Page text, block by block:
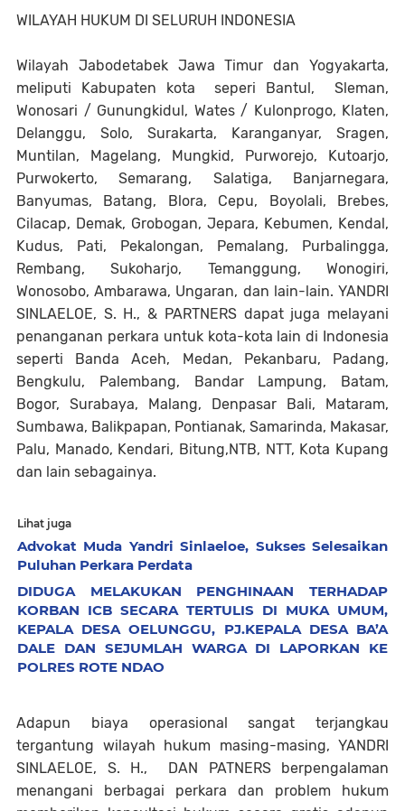
WILAYAH HUKUM DI SELURUH INDONESIA
Wilayah Jabodetabek Jawa Timur dan Yogyakarta,
meliputi Kabupaten kota seperi Bantul, Sleman,
Wonosari / Gunungkidul, Wates / Kulonprogo, Klaten,
Delanggu, Solo, Surakarta, Karanganyar, Sragen,
Muntilan, Magelang, Mungkid, Purworejo, Kutoarjo,
Purwokerto, Semarang, Salatiga, Banjarnegara,
Banyumas, Batang, Blora, Cepu, Boyolali, Brebes,
Cilacap, Demak, Grobogan, Jepara, Kebumen, Kendal,
Kudus, Pati, Pekalongan, Pemalang, Purbalingga,
Rembang, Sukoharjo, Temanggung, Wonogiri,
Wonosobo, Ambarawa, Ungaran, dan lain-lain. YANDRI
SINLAELOE, S. H., & PARTNERS dapat juga melayani
penanganan perkara untuk kota-kota lain di Indonesia
seperti Banda Aceh, Medan, Pekanbaru, Padang,
Bengkulu, Palembang, Bandar Lampung, Batam,
Bogor, Surabaya, Malang, Denpasar Bali, Mataram,
Sumbawa, Balikpapan, Pontianak, Samarinda, Makasar,
Palu, Manado, Kendari, Bitung,NTB, NTT, Kota Kupang
dan lain sebagainya.
Lihat juga
Advokat Muda Yandri Sinlaeloe, Sukses Selesaikan
Puluhan Perkara Perdata
DIDUGA MELAKUKAN PENGHINAAN TERHADAP
KORBAN ICB SECARA TERTULIS DI MUKA UMUM,
KEPALA DESA OELUNGGU, PJ.KEPALA DESA BA’A
DALE DAN SEJUMLAH WARGA DI LAPORKAN KE
POLRES ROTE NDAO
Adapun biaya operasional sangat terjangkau
tergantung wilayah hukum masing-masing, YANDRI
SINLAELOE, S. H., DAN PATNERS berpengalaman
menangani berbagai perkara dan problem hukum